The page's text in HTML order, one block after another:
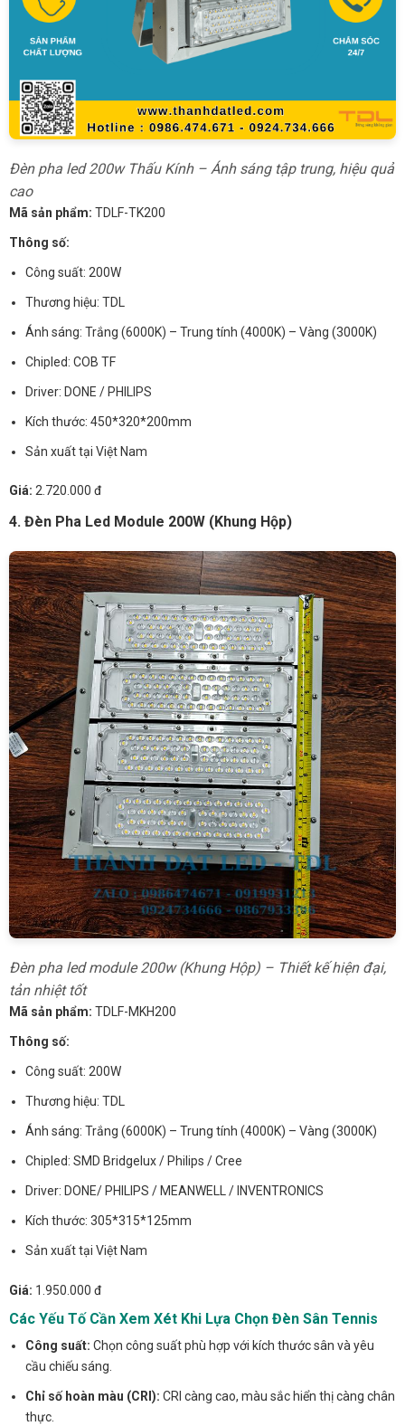
Đèn pha led 200w Thấu Kính – Ánh sáng tập trung, hiệu quả
cao
Mã sản phẩm: TDLF-TK200
Thông số:
Công suất: 200W
Thương hiệu: TDL
Ánh sáng: Trắng (6000K) – Trung tính (4000K) – Vàng (3000K)
Chipled: COB TF
Driver: DONE / PHILIPS
Kích thước: 450*320*200mm
Sản xuất tại Việt Nam
Giá: 2.720.000 đ
4. Đèn Pha Led Module 200W (Khung Hộp)
Đèn pha led module 200w (Khung Hộp) – Thiết kế hiện đại,
tản nhiệt tốt
Mã sản phẩm: TDLF-MKH200
Thông số:
Công suất: 200W
Thương hiệu: TDL
Ánh sáng: Trắng (6000K) – Trung tính (4000K) – Vàng (3000K)
Chipled: SMD Bridgelux / Philips / Cree
Driver: DONE/ PHILIPS / MEANWELL / INVENTRONICS
Kích thước: 305*315*125mm
Sản xuất tại Việt Nam
Giá: 1.950.000 đ
Các Yếu Tố Cần Xem Xét Khi Lựa Chọn Đèn Sân Tennis
Công suất: Chọn công suất phù hợp với kích thước sân và yêu
cầu chiếu sáng.
Chỉ số hoàn màu (CRI): CRI càng cao, màu sắc hiển thị càng chân
thực.